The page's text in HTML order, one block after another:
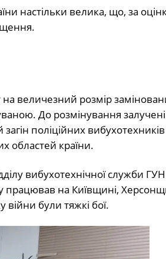
настільки велика, що, за
на величезний розмір
До розмінування залучені
поліційних
областей країни.
вибухотехнічної служби
працював на Київщині,
були тяжкі бої.